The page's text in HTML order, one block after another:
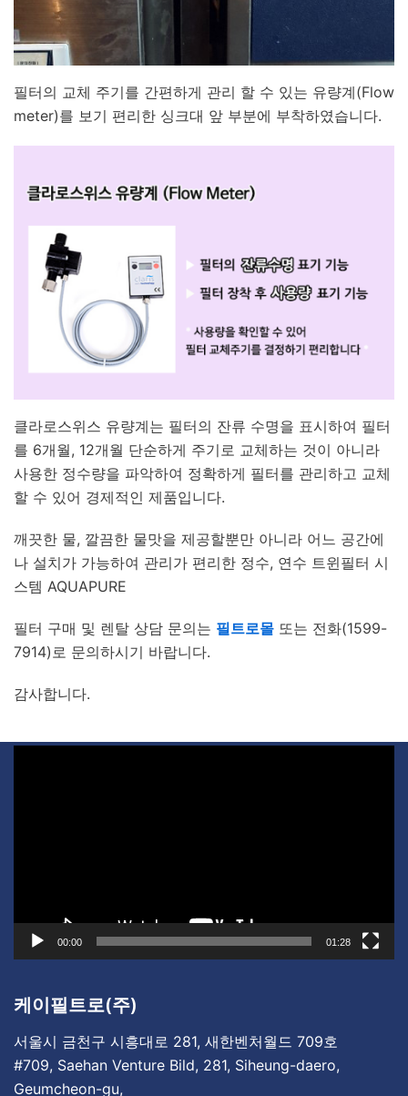
필터의 교체 주기를 간편하게 관리 할 수 있는 유량계(Flow
meter)를 보기 편리한 싱크대 앞 부분에 부착하였습니다.
클라로스위스 유량계는 필터의 잔류 수명을 표시하여 필터
를 6개월, 12개월 단순하게 주기로 교체하는 것이 아니라
사용한 정수량을 파악하여 정확하게 필터를 관리하고 교체
할 수 있어 경제적인 제품입니다.
깨끗한 물, 깔끔한 물맛을 제공할뿐만 아니라 어느 공간에
나 설치가 가능하여 관리가 편리한 정수, 연수 트윈필터 시
스템 AQUAPURE
필터 구매 및 렌탈 상담 문의는 필트로몰 또는 전화(1599-
7914)로 문의하시기 바랍니다.
감사합니다.
00:00 01:28
케이필트로(주)
서울시 금천구 시흥대로 281, 새한벤처월드 709호
#709, Saehan Venture Bild, 281, Siheung-daero,